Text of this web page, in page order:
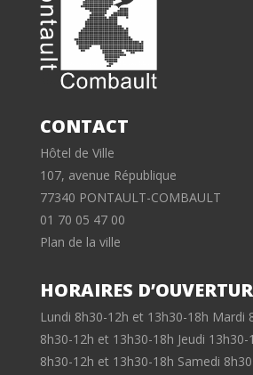
CONTACT
Hôtel de Ville
107, avenue République
77340 PONTAULT-COMBAULT
01 70 05 47 00
Plan de la ville
HORAIRES
Lundi 8h30-12h et 13h30-18h Mardi
8h30-12h et 13h30-18h Jeudi 13h30-
8h30-12h et 13h30-18h Samedi